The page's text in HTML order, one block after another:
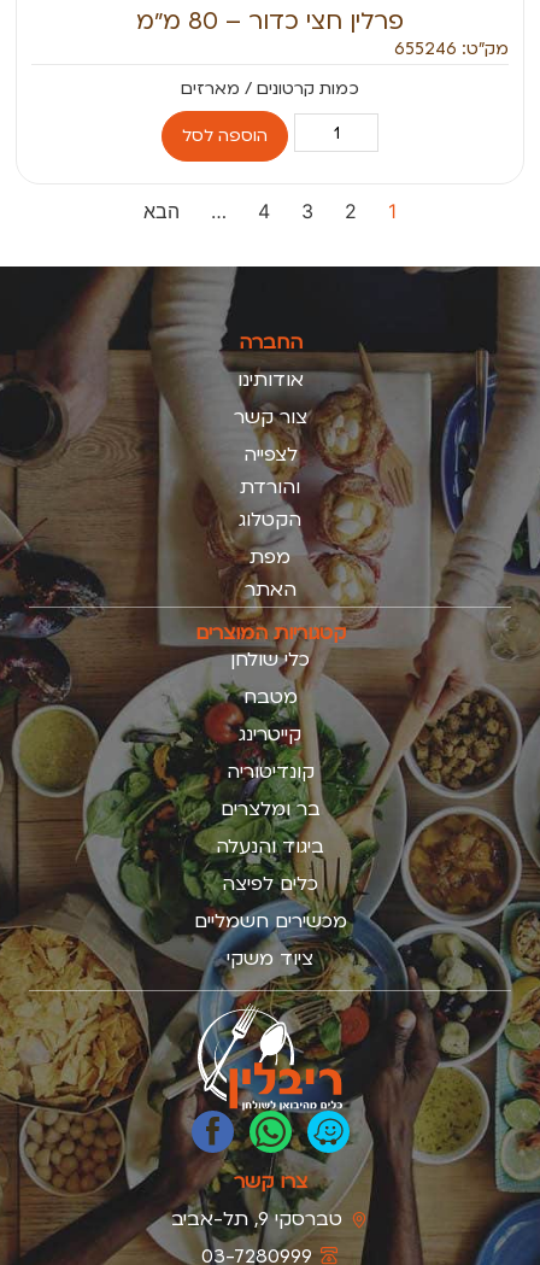
פרלין חצי כדור – 80 מ״מ
מק״ט: 655246
הוספה לסל
1
2
3
4
… הבא
החברה
אודותינו
צור קשר
לצפייה
והורדת
הקטלוג
מפת
האתר
קטגוריות המוצרים
כלי שולחן
מטבח
קייטרינג
קונדיטוריה
בר ומלצרים
ביגוד והנעלה
כלים לפיצה
מכשירים חשמליים
ציוד משקי
צרו קשר
טברסקי 9, תל-אביב
03-7280999